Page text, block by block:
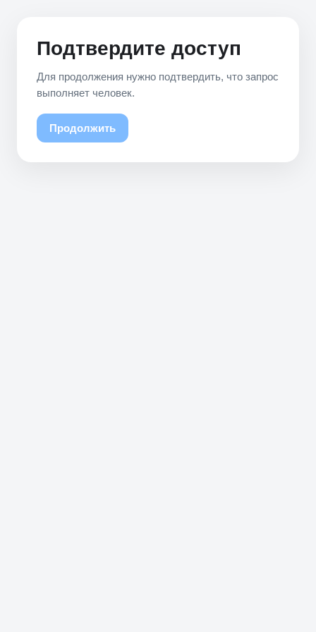
Подтвердите доступ
Для продолжения нужно подтвердить, что запрос
выполняет человек.
Продолжить